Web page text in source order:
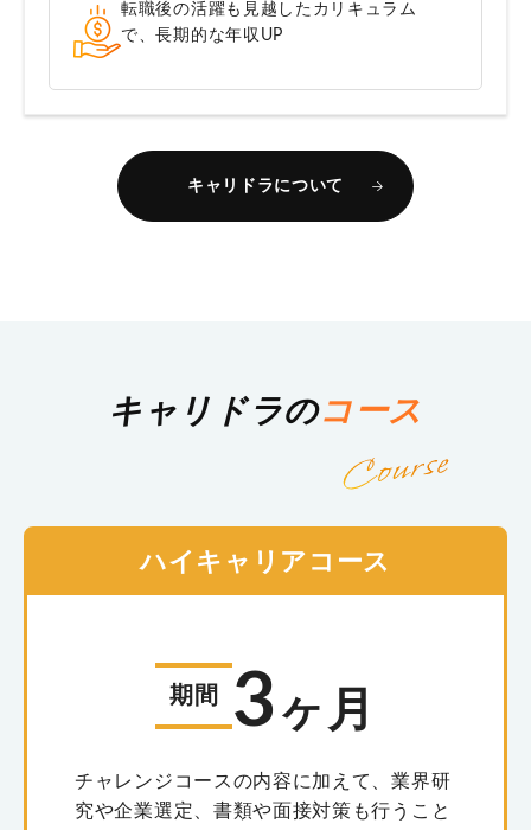
転職後の活躍も見越したカリキュラム
で、長期的な年収UP
キャリドラについて
キャリドラのコース
ハイキャリアコース
期間 3 ヶ月
チャレンジコースの内容に加えて、業界研
究や企業選定、書類や面接対策も行うこと